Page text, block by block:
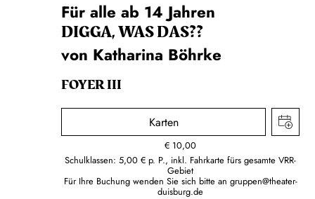
Für alle ab 14 Jahren
DIGGA, WAS DAS??
von Katharina Böhrke
FOYER III
Karten
€ 10,00
Schulklassen: 5,00 € p. P., inkl. Fahrkarte fürs gesamte VRR-
Gebiet
Für Ihre Buchung wenden Sie sich bitte an gruppen@theater-
duisburg.de